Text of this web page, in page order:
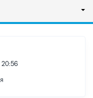
20:56